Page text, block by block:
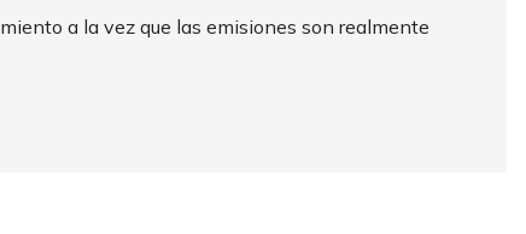
a la vez que las emisiones son realmente